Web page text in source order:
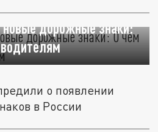
новые дорожные знаки:
о появлении
в России